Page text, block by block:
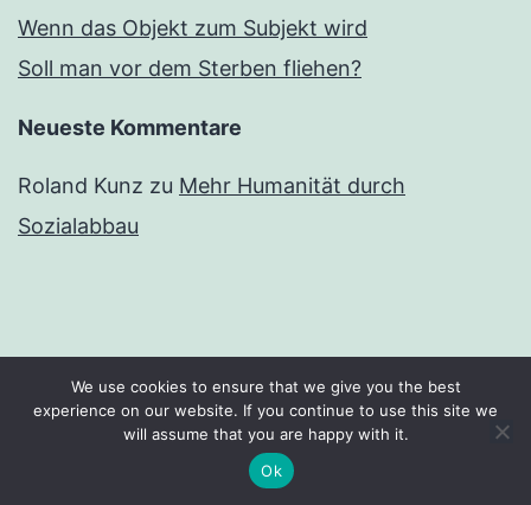
Wenn das Objekt zum Subjekt wird
Soll man vor dem Sterben fliehen?
Neueste Kommentare
Roland Kunz zu Mehr Humanität durch
Sozialabbau
FacebookTwitterInstagram
E-
Mail
We use cookies to ensure that we give you the best
experience on our website. If you continue to use this site we
will assume that you are happy with it.
Ok